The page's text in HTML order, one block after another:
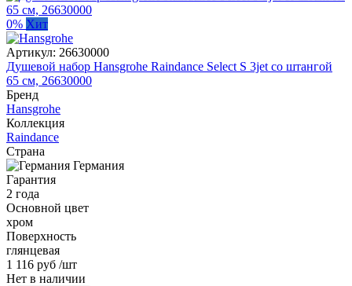
0% Хит
Артикул: 26630000
Душевой набор Hansgrohe Raindance Select S 3jet со штангой
65 см, 26630000
Бренд
Hansgrohe
Коллекция
Raindance
Страна
Германия
Гарантия
2 года
Основной цвет
хром
Поверхность
глянцевая
1 116 руб /шт
Нет в наличии